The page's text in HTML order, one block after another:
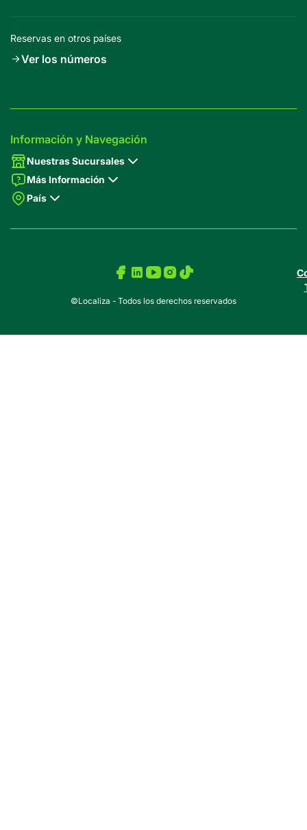
Información y Navegación
Nuestras Sucursales
Más Información
País
Reservas en otros países
Ver los números
©Localiza - Todos los derechos reservados